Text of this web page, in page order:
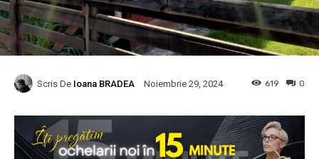
Scris De Ioana BRADEA Noiembrie 29, 2024 0
619